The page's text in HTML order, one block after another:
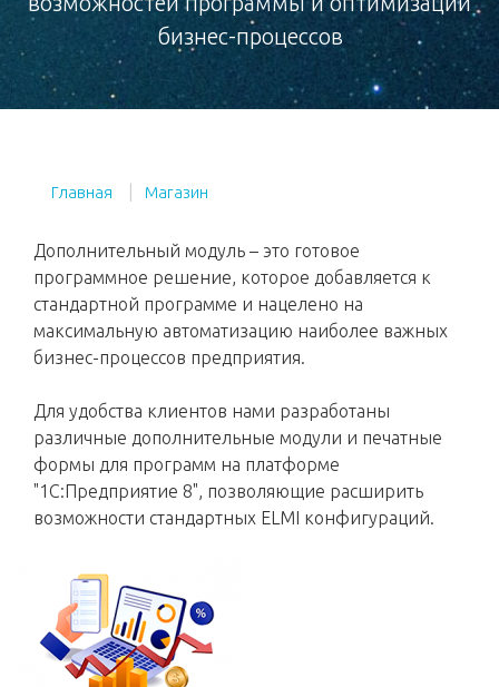
бизнес-процессов
Главная Магазин
Дополнительный модуль – это готовое
программное решение, которое добавляется к
стандартной программе и нацелено на
максимальную автоматизацию наиболее важных
бизнес-процессов предприятия.
Для удобства клиентов нами разработаны
различные дополнительные модули и печатные
формы для программ на платформе
"1С:Предприятие 8", позволяющие расширить
возможности стандартных ELMI конфигураций.